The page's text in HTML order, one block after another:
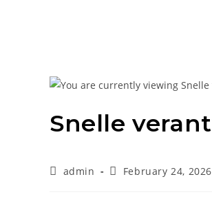
Snelle
admin February 24, 2026